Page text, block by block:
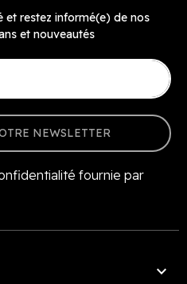
et restez informé(e) de nos
et nouveautés
NEWSLETTER
fournie par
